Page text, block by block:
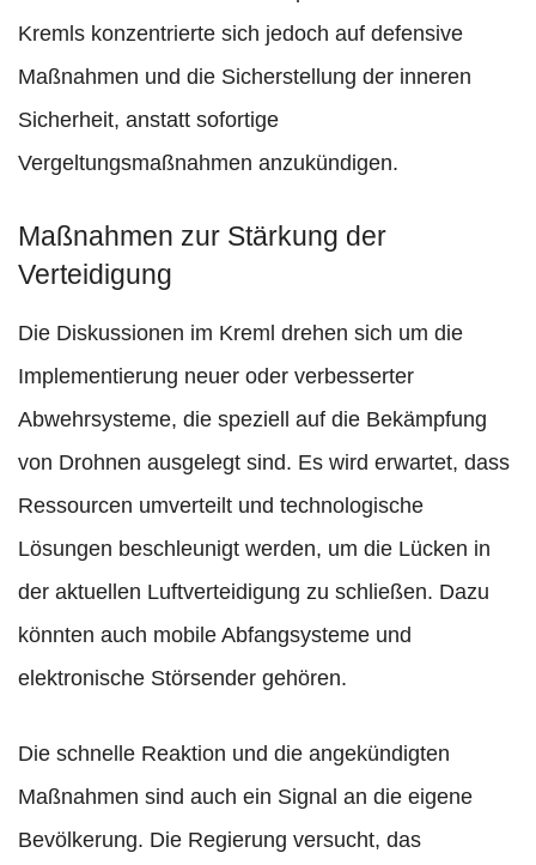
Kremls konzentrierte sich jedoch auf defensive
Maßnahmen und die Sicherstellung der inneren
Sicherheit, anstatt sofortige
Vergeltungsmaßnahmen anzukündigen.
Maßnahmen zur Stärkung der
Verteidigung
Die Diskussionen im Kreml drehen sich um die
Implementierung neuer oder verbesserter
Abwehrsysteme, die speziell auf die Bekämpfung
von Drohnen ausgelegt sind. Es wird erwartet, dass
Ressourcen umverteilt und technologische
Lösungen beschleunigt werden, um die Lücken in
der aktuellen Luftverteidigung zu schließen. Dazu
könnten auch mobile Abfangsysteme und
elektronische Störsender gehören.
Die schnelle Reaktion und die angekündigten
Maßnahmen sind auch ein Signal an die eigene
Bevölkerung. Die Regierung versucht, das